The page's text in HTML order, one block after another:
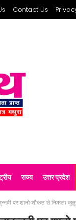
Contact Us
राज्य उत्तर प्रदेश
पर शानो शौकत से निकला